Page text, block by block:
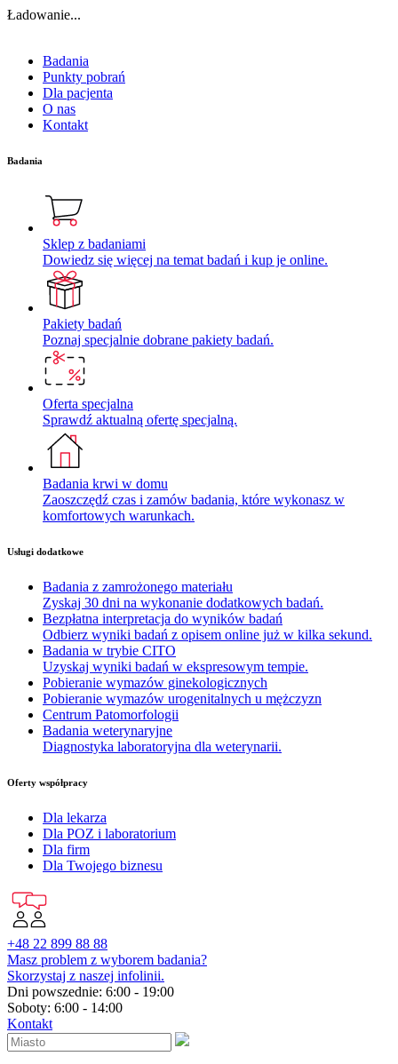
Ładowanie...
Badania
Punkty pobrań
Dla pacjenta
O nas
Kontakt
Badania
Sklep z badaniami
Dowiedz się więcej na temat badań i kup je online.
Pakiety badań
Poznaj specjalnie dobrane pakiety badań.
Oferta specjalna
Sprawdź aktualną ofertę specjalną.
Badania krwi w domu
Zaoszczędź czas i zamów badania, które wykonasz w
komfortowych warunkach.
Usługi dodatkowe
Badania z zamrożonego materiału
Zyskaj 30 dni na wykonanie dodatkowych badań.
Bezpłatna interpretacja do wyników badań
Odbierz wyniki badań z opisem online już w kilka sekund.
Badania w trybie CITO
Uzyskaj wyniki badań w ekspresowym tempie.
Pobieranie wymazów ginekologicznych
Pobieranie wymazów urogenitalnych u mężczyzn
Centrum Patomorfologii
Badania weterynaryjne
Diagnostyka laboratoryjna dla weterynarii.
Oferty współpracy
Dla lekarza
Dla POZ i laboratorium
Dla firm
Dla Twojego biznesu
+48 22 899 88 88
Masz problem z wyborem badania?
Skorzystaj z naszej infolinii.
Dni powszednie: 6:00 - 19:00
Soboty: 6:00 - 14:00
Kontakt